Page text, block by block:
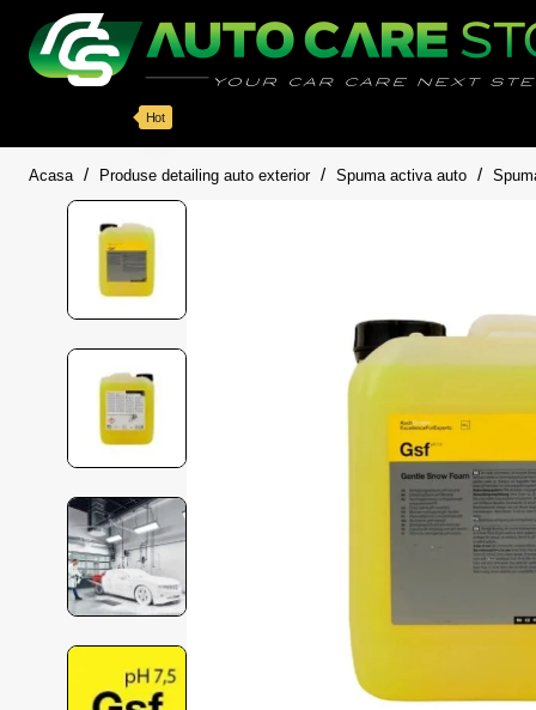
Hot
Acasa homeProduse detailing auto exterior Spuma activa auto